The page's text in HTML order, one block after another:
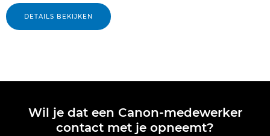
DETAILS BEKIJKEN
Wil je dat een Canon-medewerker
contact met je opneemt?